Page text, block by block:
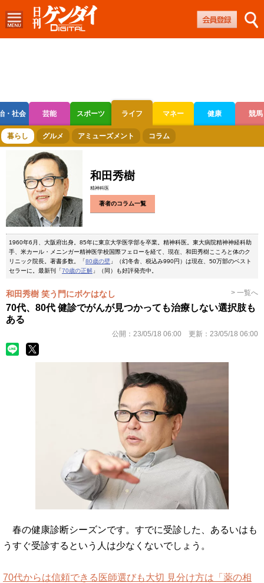
・社会 芸能 スポーツ ライフ マネー 健康 競馬
ボートレース 競輪 オートレース
暮らし グルメ アミューズメント コラム
和田秀樹
精神科医
著者のコラム一覧
1960年6月、大阪府出身。85年に東京大学医学部を卒業。精神科医。東大病院精神神経科助
手、米カール・メニンガー精神医学校国際フェローを経て、現在、和田秀樹こころと体のク
リニック院長。著書多数。「80歳の壁 」（幻冬舎、税込み990円）は現在、50万部のベスト
セラーに。最新刊「70歳の正解 」（同）も好評発売中。
和田秀樹 笑う門にボケはなし > 一覧へ
70代、80代 健診でがんが見つかっても治療しない選択肢も
ある
公開： 23/05/18 06:00 更新： 23/05/18 06:00
春の健康診断シーズンです。すでに受診した、あるいはも
うすぐ受診するという人は少なくないでしょう。
70代からは信頼できる医師選びも大切 見分け方は「薬の相